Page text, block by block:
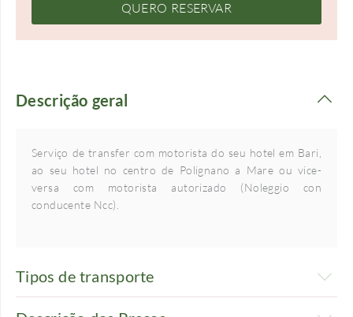
QUERO RESERVAR
Descrição geral
Serviço de transfer com motorista do seu hotel em Bari,
ao seu hotel no centro de Polignano a Mare ou vice-
versa com motorista autorizado (Noleggio con
conducente Ncc).
Tipos de transporte